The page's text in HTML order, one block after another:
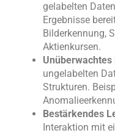
gelabelten
Ergebnisse
Bilderkennung,
Aktienkursen.
Unüberwachtes
ungelabelten
Strukturen.
Bestärkendes
Interaktion mit